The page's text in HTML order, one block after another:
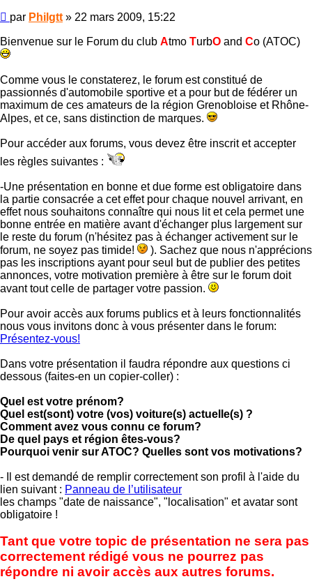
Message
par Philgtt » 22 mars 2009, 15:22
Bienvenue sur le Forum du club Atmo TurbO and Co (ATOC)
Comme vous le constaterez, le forum est constitué de
passionnés d'automobile sportive et a pour but de fédérer un
maximum de ces amateurs de la région Grenobloise et Rhône-
Alpes, et ce, sans distinction de marques.
Pour accéder aux forums, vous devez être inscrit et accepter
les règles suivantes :
-Une présentation en bonne et due forme est obligatoire dans
la partie consacrée a cet effet pour chaque nouvel arrivant, en
effet nous souhaitons connaître qui nous lit et cela permet une
bonne entrée en matière avant d'échanger plus largement sur
le reste du forum (n'hésitez pas à échanger activement sur le
forum, ne soyez pas timide!
). Sachez que nous n'apprécions
pas les inscriptions ayant pour seul but de publier des petites
annonces, votre motivation première à être sur le forum doit
avant tout celle de partager votre passion.
Pour avoir accès aux forums publics et à leurs fonctionnalités
nous vous invitons donc à vous présenter dans le forum:
Présentez-vous!
Dans votre présentation il faudra répondre aux questions ci
dessous (faites-en un copier-coller) :
Quel est votre prénom?
Quel est(sont) votre (vos) voiture(s) actuelle(s) ?
Comment avez vous connu ce forum?
De quel pays et région êtes-vous?
Pourquoi venir sur ATOC? Quelles sont vos motivations?
- Il est demandé de remplir correctement son profil à l'aide du
lien suivant : Panneau de l’utilisateur
les champs "date de naissance", "localisation" et avatar sont
obligatoire !
Tant que votre topic de présentation ne sera pas
correctement rédigé vous ne pourrez pas
répondre ni avoir accès aux autres forums.